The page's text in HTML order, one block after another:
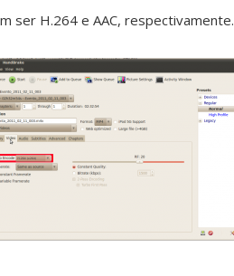
ser H.264 e AAC, respectivamente.